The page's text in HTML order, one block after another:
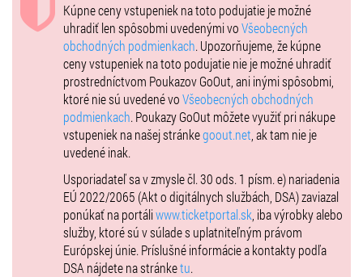
Kúpne ceny vstupeniek na toto podujatie je možné
uhradiť len spôsobmi uvedenými voVšeobecných
obchodných podmienkach. Upozorňujeme, že kúpne
ceny vstupeniek na toto podujatie nie je možné uhradiť
prostredníctvom Poukazov GoOut, ani inými spôsobmi,
ktoré nie sú uvedené voVšeobecných obchodných
podmienkach. Poukazy GoOut môžete využiť pri nákupe
vstupeniek na našej stránkegoout.net , ak tam nie je
uvedené inak.
Usporiadateľ sa v zmysle čl. 30 ods. 1 písm. e) nariadenia
EÚ 2022/2065 (Akt o digitálnych službách, DSA) zaviazal
ponúkať na portáliwww.ticketportal.sk , iba výrobky alebo
služby, ktoré sú v súlade s uplatniteľným právom
Európskej únie. Príslušné informácie a kontakty podľa
DSA nájdete na stránketu.